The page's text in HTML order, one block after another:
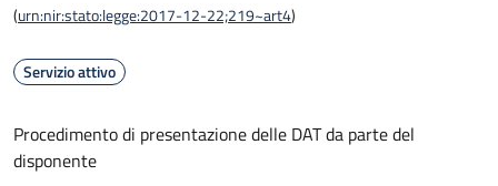
(urn:nir:stato:legge:2017-12-22;219~art4)
Servizio attivo
Procedimento di presentazione delle DAT da parte del
disponente